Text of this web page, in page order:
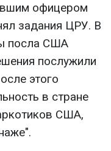
офицером
задания ЦРУ. В
посла США
послужили
этого
в стране
США,